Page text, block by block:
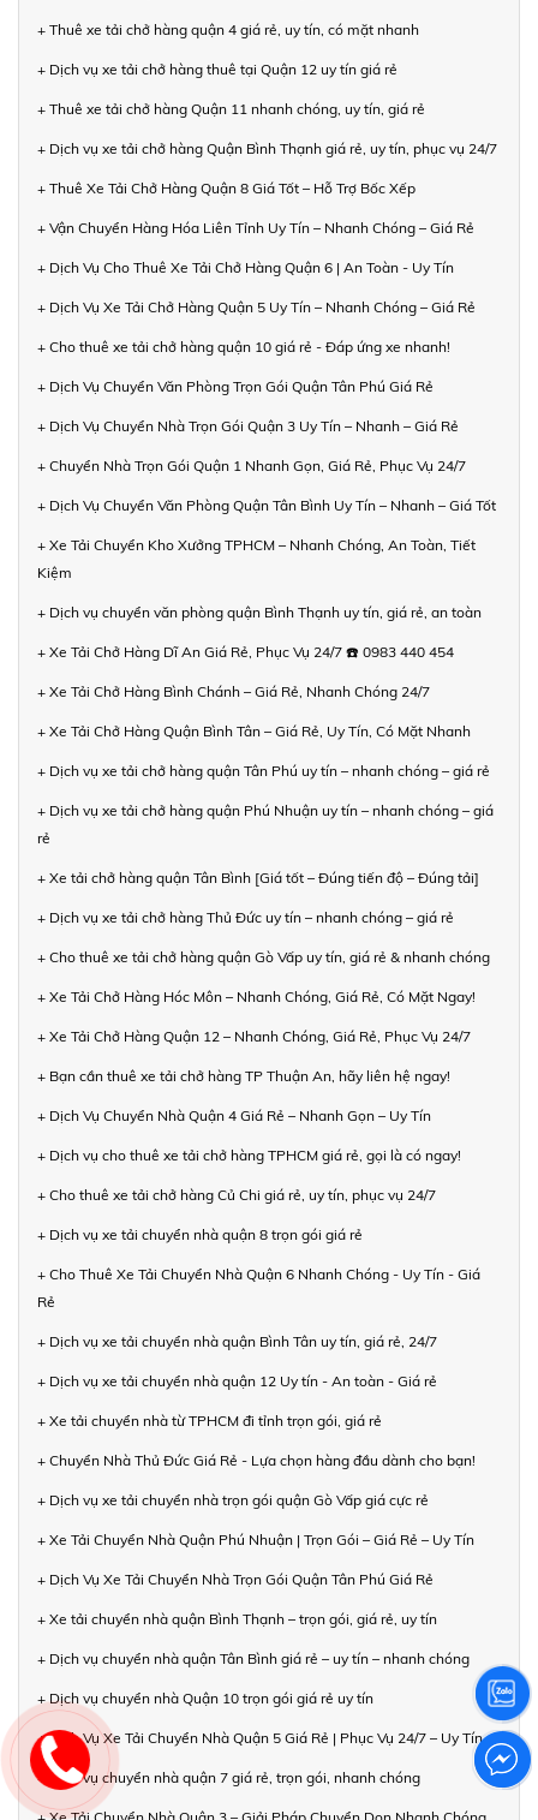
+ Thuê xe tải chở hàng quận 4 giá rẻ, uy tín, có mặt nhanh
+ Dịch vụ xe tải chở hàng thuê tại Quận 12 uy tín giá rẻ
+ Thuê xe tải chở hàng Quận 11 nhanh chóng, uy tín, giá rẻ
+ Dịch vụ xe tải chở hàng Quận Bình Thạnh giá rẻ, uy tín, phục vụ 24/7
+ Thuê Xe Tải Chở Hàng Quận 8 Giá Tốt – Hỗ Trợ Bốc Xếp
+ Vận Chuyển Hàng Hóa Liên Tỉnh Uy Tín – Nhanh Chóng – Giá Rẻ
+ Dịch Vụ Cho Thuê Xe Tải Chở Hàng Quận 6 | An Toàn - Uy Tín
+ Dịch Vụ Xe Tải Chở Hàng Quận 5 Uy Tín – Nhanh Chóng – Giá Rẻ
+ Cho thuê xe tải chở hàng quận 10 giá rẻ - Đáp ứng xe nhanh!
+ Dịch Vụ Chuyển Văn Phòng Trọn Gói Quận Tân Phú Giá Rẻ
+ Dịch Vụ Chuyển Nhà Trọn Gói Quận 3 Uy Tín – Nhanh – Giá Rẻ
+ Chuyển Nhà Trọn Gói Quận 1 Nhanh Gọn, Giá Rẻ, Phục Vụ 24/7
+ Dịch Vụ Chuyển Văn Phòng Quận Tân Bình Uy Tín – Nhanh – Giá Tốt
+ Xe Tải Chuyển Kho Xưởng TPHCM – Nhanh Chóng, An Toàn, Tiết
Kiệm
+ Dịch vụ chuyển văn phòng quận Bình Thạnh uy tín, giá rẻ, an toàn
+ Xe Tải Chở Hàng Dĩ An Giá Rẻ, Phục Vụ 24/7 ☎️ 0983 440 454
+ Xe Tải Chở Hàng Bình Chánh – Giá Rẻ, Nhanh Chóng 24/7
+ Xe Tải Chở Hàng Quận Bình Tân – Giá Rẻ, Uy Tín, Có Mặt Nhanh
+ Dịch vụ xe tải chở hàng quận Tân Phú uy tín – nhanh chóng – giá rẻ
+ Dịch vụ xe tải chở hàng quận Phú Nhuận uy tín – nhanh chóng – giá
rẻ
+ Xe tải chở hàng quận Tân Bình [Giá tốt – Đúng tiến độ – Đúng tải]
+ Dịch vụ xe tải chở hàng Thủ Đức uy tín – nhanh chóng – giá rẻ
+ Cho thuê xe tải chở hàng quận Gò Vấp uy tín, giá rẻ & nhanh chóng
+ Xe Tải Chở Hàng Hóc Môn – Nhanh Chóng, Giá Rẻ, Có Mặt Ngay!
+ Xe Tải Chở Hàng Quận 12 – Nhanh Chóng, Giá Rẻ, Phục Vụ 24/7
+ Bạn cần thuê xe tải chở hàng TP Thuận An, hãy liên hệ ngay!
+ Dịch Vụ Chuyển Nhà Quận 4 Giá Rẻ – Nhanh Gọn – Uy Tín
+ Dịch vụ cho thuê xe tải chở hàng TPHCM giá rẻ, gọi là có ngay!
+ Cho thuê xe tải chở hàng Củ Chi giá rẻ, uy tín, phục vụ 24/7
+ Dịch vụ xe tải chuyển nhà quận 8 trọn gói giá rẻ
+ Cho Thuê Xe Tải Chuyển Nhà Quận 6 Nhanh Chóng - Uy Tín - Giá
Rẻ
+ Dịch vụ xe tải chuyển nhà quận Bình Tân uy tín, giá rẻ, 24/7
+ Dịch vụ xe tải chuyển nhà quận 12 Uy tín - An toàn - Giá rẻ
+ Xe tải chuyển nhà từ TPHCM đi tỉnh trọn gói, giá rẻ
+ Chuyển Nhà Thủ Đức Giá Rẻ - Lựa chọn hàng đầu dành cho bạn!
+ Dịch vụ xe tải chuyển nhà trọn gói quận Gò Vấp giá cực rẻ
+ Xe Tải Chuyển Nhà Quận Phú Nhuận | Trọn Gói – Giá Rẻ – Uy Tín
+ Dịch Vụ Xe Tải Chuyển Nhà Trọn Gói Quận Tân Phú Giá Rẻ
+ Xe tải chuyển nhà quận Bình Thạnh – trọn gói, giá rẻ, uy tín
+ Dịch vụ chuyển nhà quận Tân Bình giá rẻ – uy tín – nhanh chóng
+ Dịch vụ chuyển nhà Quận 10 trọn gói giá rẻ uy tín
+ Dịch Vụ Xe Tải Chuyển Nhà Quận 5 Giá Rẻ | Phục Vụ 24/7 – Uy Tín
+ Dịch vụ chuyển nhà quận 7 giá rẻ, trọn gói, nhanh chóng